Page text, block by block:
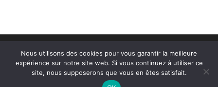
Copyright © 2025Pour une M.E.U.F.
Mentions légales
Nous utilisons des cookies pour vous garantir la meilleure
expérience sur notre site web. Si vous continuez à utiliser ce
site, nous supposerons que vous en êtes satisfait.